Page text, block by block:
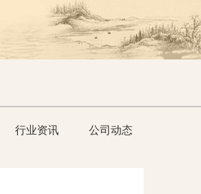
公司动态
行业资讯